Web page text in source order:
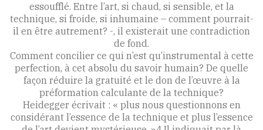
essoufflé. Entre l’art, si chaud, si sensible, et la
technique, si froide, si inhumaine – comment pourrait-
il en être autrement? -, il existerait une contradiction
de fond.
Comment concilier ce qui n’est qu’instrumental à cette
perfection, à cet absolu du savoir humain? De quelle
façon réduire la gratuité et le don de l’œuvre à la
préformation calculante de la technique?
Heidegger écrivait : « plus nous questionnons en
considérant l’essence de la technique et plus l’essence